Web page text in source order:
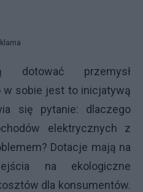
przemysł
w sobie jest to inicjatywą
się pytanie: dlaczego
elektrycznych z
Dotacje mają na
na ekologiczne
dla konsumentów.